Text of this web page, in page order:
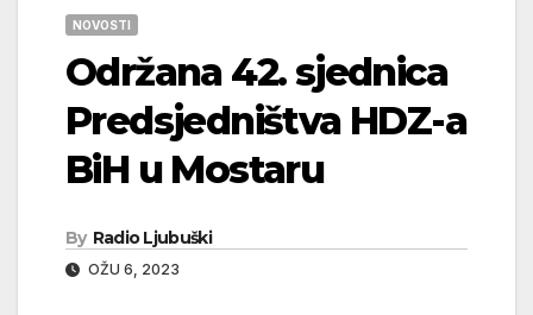
NOVOSTI
Održana 42. sjednica
Predsjedništva HDZ-a
BiH u Mostaru
By Radio Ljubuški
OŽU 6, 2023